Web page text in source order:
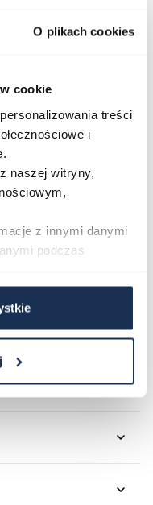
O plikach cookies
cookie
treści
i
naszej witryny,
z innymi danymi
podczas
doskonale
jak i
Kolekcja
trafionym
koperta 32
na węższym
dla kobiet, które w
model z kolekcji
zegarmistrzowska
do stylu.